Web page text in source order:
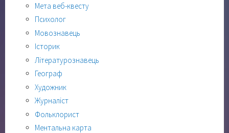
Мета веб-квесту
Психолог
Мовознавець
Історик
Літературознавець
Географ
Художник
Журналіст
Фольклорист
Ментальна карта